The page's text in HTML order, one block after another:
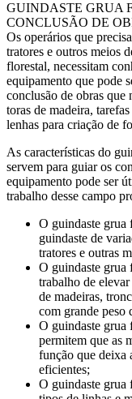
GUINDASTE GRUA
CONCLUSÃO DE
Os operários que
tratores e outros meios
florestal, necessitam
equipamento que pode
conclusão de obras que
toras de madeira,
lenhas para criação de
As características do
servem para guiar os
equipamento pode ser
trabalho desse campo
O guindaste grua
guindaste de
tratores e outras
O guindaste grua
trabalho de
de madeiras,
com grande peso
O guindaste grua
permitem que as
função que deixa
eficientes;
O guindaste grua